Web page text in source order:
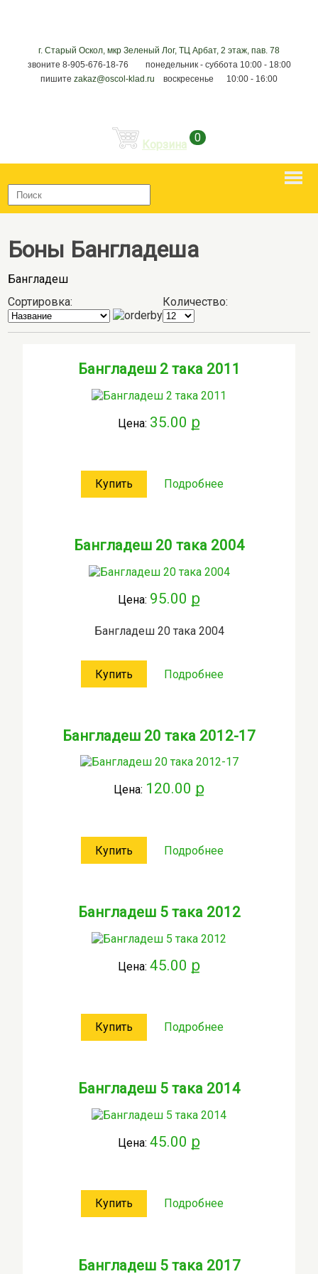
г. Старый Оскол, мкр Зеленый Лог, ТЦ Арбат, 2 этаж, пав. 78
звоните 8-905-676-18-76 понедельник - суббота 10:00 - 18:00
пишите zakaz@oscol-klad.ru воскресенье 10:00 - 16:00
Корзина
0
Боны Бангладеша
Бангладеш
Сортировка:
Количество:
Бангладеш 2 така 2011
Цена: 35.00 ք
Купить Подробнее
Бангладеш 20 така 2004
Цена: 95.00 ք
Бангладеш 20 така 2004
Купить Подробнее
Бангладеш 20 така 2012-17
Цена: 120.00 ք
Купить Подробнее
Бангладеш 5 така 2012
Цена: 45.00 ք
Купить Подробнее
Бангладеш 5 така 2014
Цена: 45.00 ք
Купить Подробнее
Бангладеш 5 така 2017